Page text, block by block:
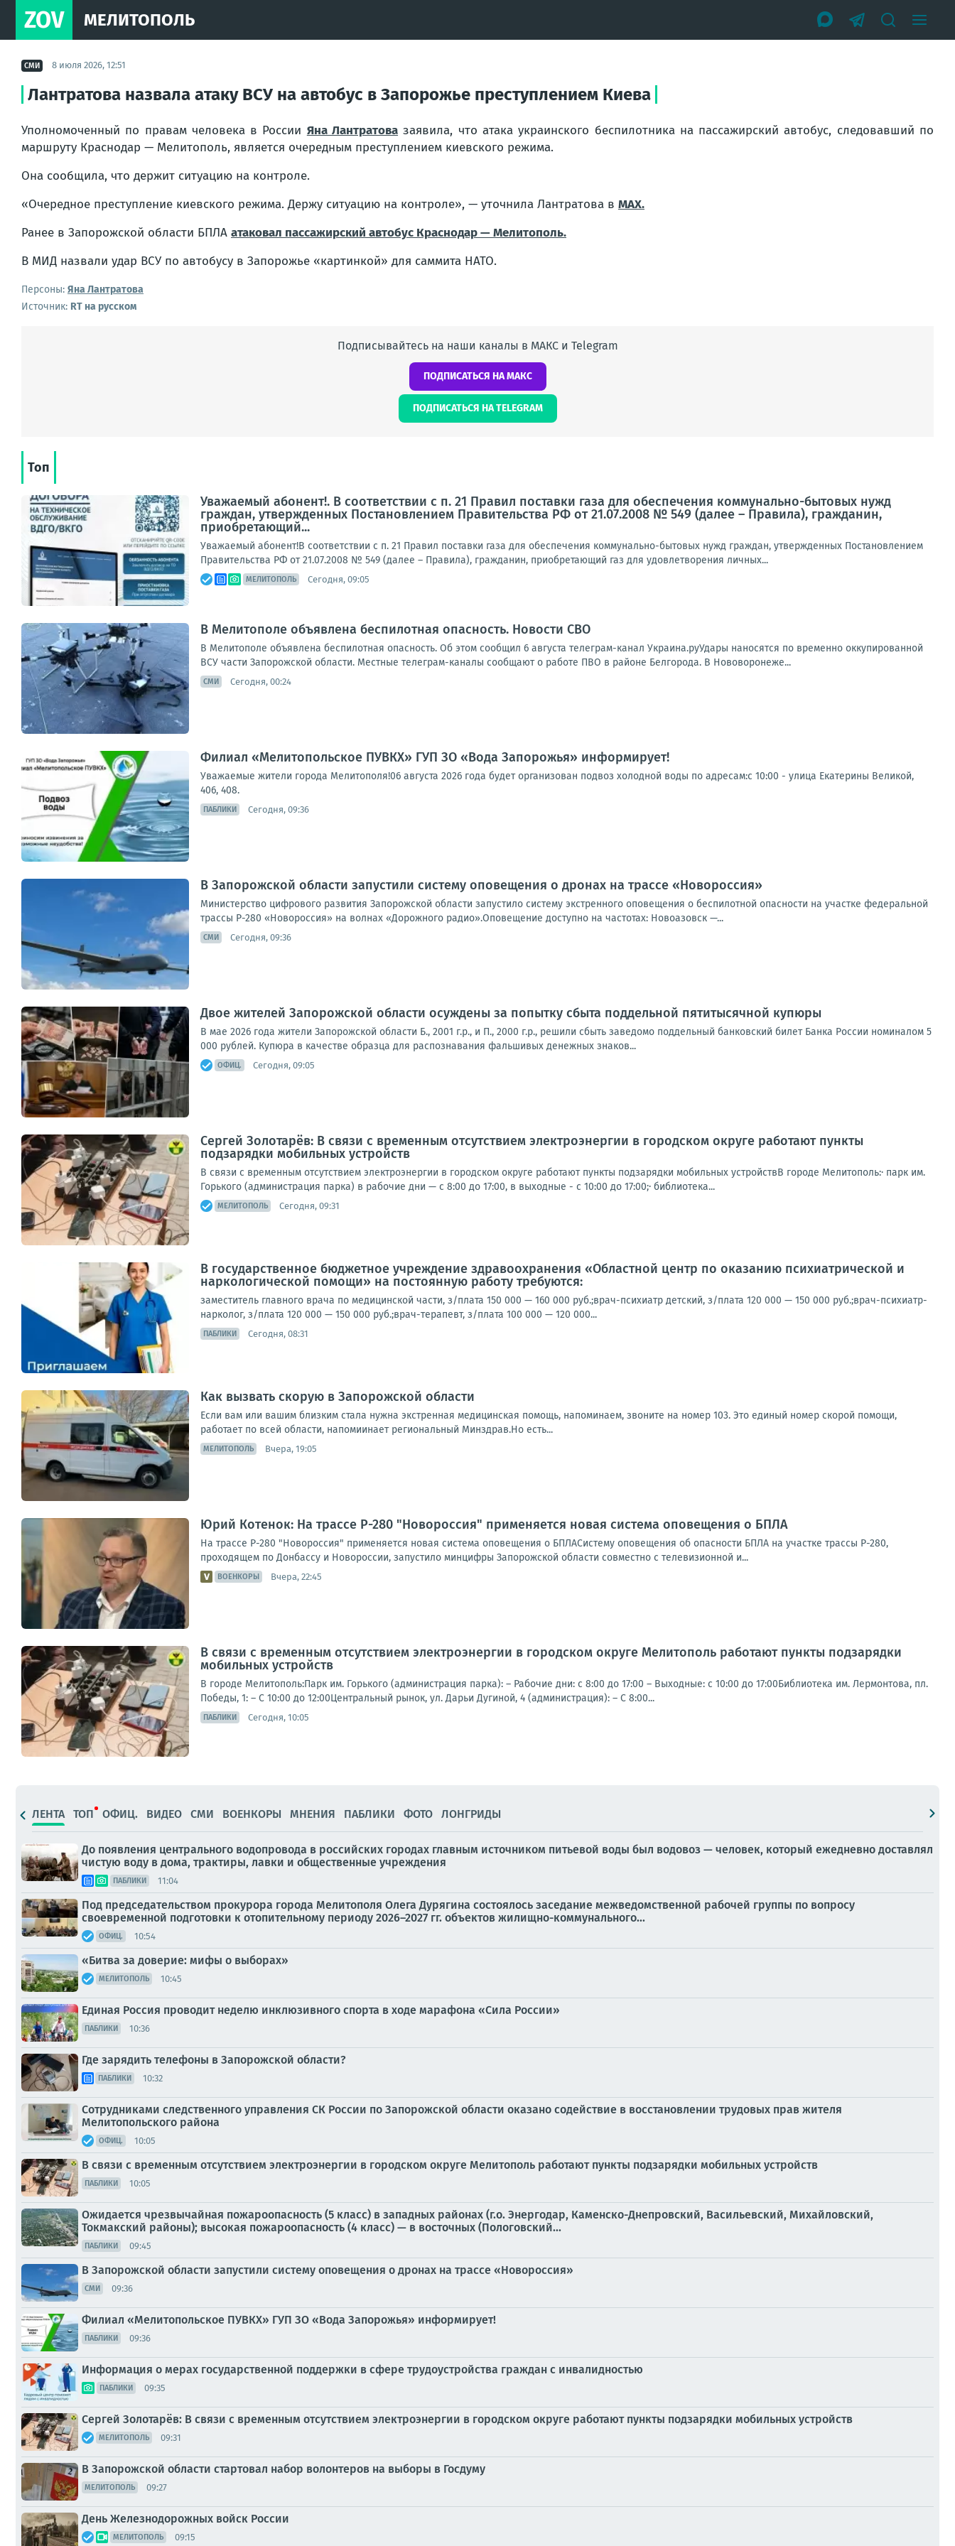
ZOV МЕЛИТОПОЛЬ
СМИ 8 июля 2026, 12:51
Лантратова назвала атаку ВСУ на автобус в Запорожье преступлением Киева
Уполномоченный по правам человека в России Яна Лантратова заявила, что атака украинского беспилотника на пассажирский автобус, следовавший по
маршруту Краснодар — Мелитополь, является очередным преступлением киевского режима.
Она сообщила, что держит ситуацию на контроле.
«Очередное преступление киевского режима. Держу ситуацию на контроле», — уточнила Лантратова в MAX.
Ранее в Запорожской области БПЛА атаковал пассажирский автобус Краснодар — Мелитополь.
В МИД назвали удар ВСУ по автобусу в Запорожье «картинкой» для саммита НАТО.
Персоны: Яна Лантратова
Источник: RT на русском
Подписывайтесь на наши каналы в МАКС и Telegram
ПОДПИСАТЬСЯ НА МАКС
ПОДПИСАТЬСЯ НА TELEGRAM
Топ
Уважаемый абонент!. В соответствии с п. 21 Правил поставки газа для обеспечения коммунально-бытовых нужд
граждан, утвержденных Постановлением Правительства РФ от 21.07.2008 № 549 (далее – Правила), гражданин,
приобретающий...
Уважаемый абонент!В соответствии с п. 21 Правил поставки газа для обеспечения коммунально-бытовых нужд граждан, утвержденных Постановлением
Правительства РФ от 21.07.2008 № 549 (далее – Правила), гражданин, приобретающий газ для удовлетворения личных...
МЕЛИТОПОЛЬ Сегодня, 09:05
В Мелитополе объявлена беспилотная опасность. Новости СВО
В Мелитополе объявлена беспилотная опасность. Об этом сообщил 6 августа телеграм-канал Украина.руУдары наносятся по временно оккупированной
ВСУ части Запорожской области. Местные телеграм-каналы сообщают о работе ПВО в районе Белгорода. В Нововоронеже...
СМИ Сегодня, 00:24
Филиал «Мелитопольское ПУВКХ» ГУП ЗО «Вода Запорожья» информирует!
Уважаемые жители города Мелитополя!06 августа 2026 года будет организован подвоз холодной воды по адресам:с 10:00 - улица Екатерины Великой,
406, 408.
ПАБЛИКИ Сегодня, 09:36
В Запорожской области запустили систему оповещения о дронах на трассе «Новороссия»
Министерство цифрового развития Запорожской области запустило систему экстренного оповещения о беспилотной опасности на участке федеральной
трассы Р-280 «Новороссия» на волнах «Дорожного радио».Оповещение доступно на частотах: Новоазовск —...
СМИ Сегодня, 09:36
Двое жителей Запорожской области осуждены за попытку сбыта поддельной пятитысячной купюры
В мае 2026 года жители Запорожской области Б., 2001 г.р., и П., 2000 г.р., решили сбыть заведомо поддельный банковский билет Банка России номиналом 5
000 рублей. Купюра в качестве образца для распознавания фальшивых денежных знаков...
ОФИЦ. Сегодня, 09:05
Сергей Золотарёв: В связи с временным отсутствием электроэнергии в городском округе работают пункты
подзарядки мобильных устройств
В связи с временным отсутствием электроэнергии в городском округе работают пункты подзарядки мобильных устройствВ городе Мелитополь:· парк им.
Горького (администрация парка) в рабочие дни — с 8:00 до 17:00, в выходные - с 10:00 до 17:00;· библиотека...
МЕЛИТОПОЛЬ Сегодня, 09:31
В государственное бюджетное учреждение здравоохранения «Областной центр по оказанию психиатрической и
наркологической помощи» на постоянную работу требуются:
заместитель главного врача по медицинской части, з/плата 150 000 — 160 000 руб.;врач-психиатр детский, з/плата 120 000 — 150 000 руб.;врач-психиатр-
нарколог, з/плата 120 000 — 150 000 руб.;врач-терапевт, з/плата 100 000 — 120 000...
ПАБЛИКИ Сегодня, 08:31
Как вызвать скорую в Запорожской области
Если вам или вашим близким стала нужна экстренная медицинская помощь, напоминаем, звоните на номер 103. Это единый номер скорой помощи,
работает по всей области, напомиинает региональный Минздрав.Но есть...
МЕЛИТОПОЛЬ Вчера, 19:05
Юрий Котенок: На трассе Р-280 "Новороссия" применяется новая система оповещения о БПЛА
На трассе Р-280 "Новороссия" применяется новая система оповещения о БПЛАСистему оповещения об опасности БПЛА на участке трассы Р-280,
проходящем по Донбассу и Новороссии, запустило минцифры Запорожской области совместно с телевизионной и...
ВОЕНКОРЫ Вчера, 22:45
В связи с временным отсутствием электроэнергии в городском округе Мелитополь работают пункты подзарядки
мобильных устройств
В городе Мелитополь:Парк им. Горького (администрация парка): – Рабочие дни: с 8:00 до 17:00 – Выходные: с 10:00 до 17:00Библиотека им. Лермонтова, пл.
Победы, 1: – С 10:00 до 12:00Центральный рынок, ул. Дарьи Дугиной, 4 (администрация): – С 8:00...
ПАБЛИКИ Сегодня, 10:05
ЛЕНТА ТОП ОФИЦ. ВИДЕО СМИ ВОЕНКОРЫ МНЕНИЯ ПАБЛИКИ ФОТО ЛОНГРИДЫ
До появления центрального водопровода в российских городах главным источником питьевой воды был водовоз — человек, который ежедневно доставлял
чистую воду в дома, трактиры, лавки и общественные учреждения
ПАБЛИКИ 11:04
Под председательством прокурора города Мелитополя Олега Дурягина состоялось заседание межведомственной рабочей группы по вопросу
своевременной подготовки к отопительному периоду 2026–2027 гг. объектов жилищно-коммунального...
ОФИЦ. 10:54
«Битва за доверие: мифы о выборах»
МЕЛИТОПОЛЬ 10:45
Единая Россия проводит неделю инклюзивного спорта в ходе марафона «Сила России»
ПАБЛИКИ 10:36
Где зарядить телефоны в Запорожской области?
ПАБЛИКИ 10:32
Сотрудниками следственного управления СК России по Запорожской области оказано содействие в восстановлении трудовых прав жителя
Мелитопольского района
ОФИЦ. 10:05
В связи с временным отсутствием электроэнергии в городском округе Мелитополь работают пункты подзарядки мобильных устройств
ПАБЛИКИ 10:05
Ожидается чрезвычайная пожароопасность (5 класс) в западных районах (г.о. Энергодар, Каменско-Днепровский, Васильевский, Михайловский,
Токмакский районы); высокая пожароопасность (4 класс) — в восточных (Пологовский...
ПАБЛИКИ 09:45
В Запорожской области запустили систему оповещения о дронах на трассе «Новороссия»
СМИ 09:36
Филиал «Мелитопольское ПУВКХ» ГУП ЗО «Вода Запорожья» информирует!
ПАБЛИКИ 09:36
Информация о мерах государственной поддержки в сфере трудоустройства граждан с инвалидностью
ПАБЛИКИ 09:35
Сергей Золотарёв: В связи с временным отсутствием электроэнергии в городском округе работают пункты подзарядки мобильных устройств
МЕЛИТОПОЛЬ 09:31
В Запорожской области стартовал набор волонтеров на выборы в Госдуму
МЕЛИТОПОЛЬ 09:27
День Железнодорожных войск России
МЕЛИТОПОЛЬ 09:15